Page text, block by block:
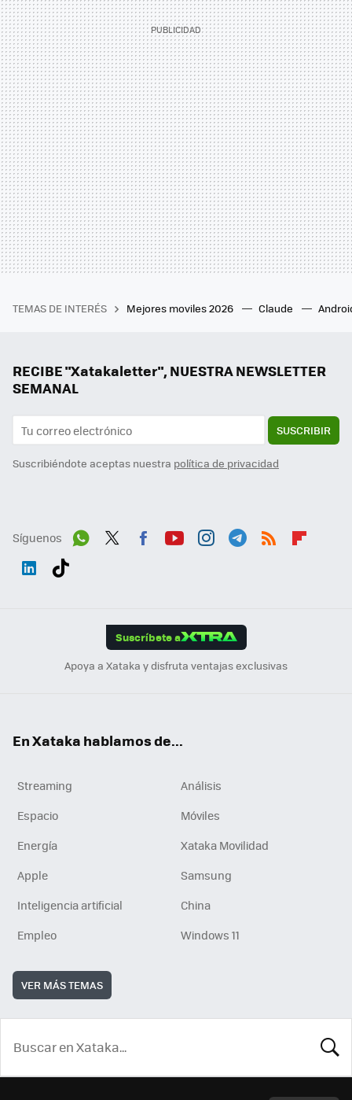
TEMAS DE INTERÉS Mejores moviles 2026 Claude
RECIBE "Xatakaletter", NUESTRA NEWSLETTER
SEMANAL
SUSCRIBIR
Suscribiéndote aceptas nuestra política de privacidad
Síguenos
Suscríbete a
Apoya a Xataka y disfruta ventajas exclusivas
En Xataka hablamos de...
Streaming
Análisis
Espacio
Móviles
Energía
Xataka Movilidad
Apple
Samsung
Inteligencia artificial
China
Empleo
Windows 11
VER MÁS TEMAS